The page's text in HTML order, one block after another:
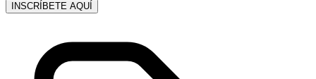
INSCRÍBETE AQUÍ